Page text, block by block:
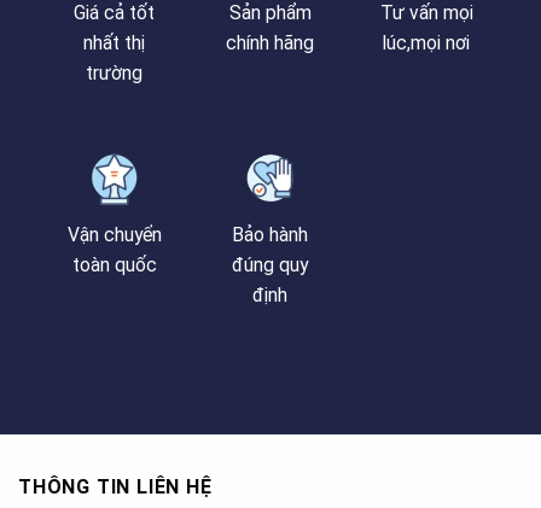
Giá cả tốt
nhất thị
trường
Sản phẩm
chính hãng
Tư vấn mọi
lúc,mọi nơi
Vận chuyển
toàn quốc
Bảo hành
đúng quy
định
THÔNG TIN LIÊN HỆ